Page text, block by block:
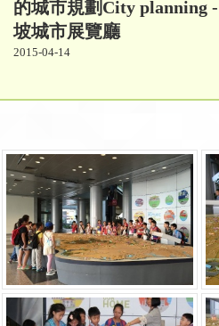
的城市規劃City planning
坡城市展覽廳
2015-04-14